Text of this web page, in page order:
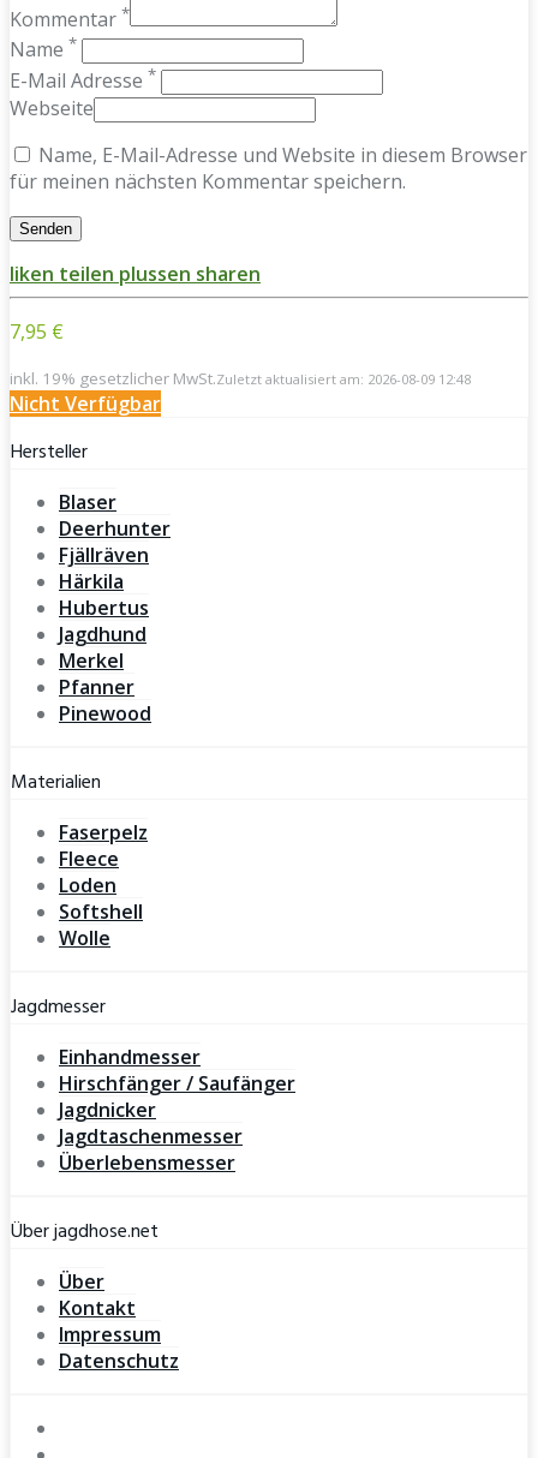
Kommentar *
Name *
E-Mail Adresse *
Webseite
Name, E-Mail-Adresse und Website in diesem Browser
für meinen nächsten Kommentar speichern.
liken teilen plussen sharen
7,95 €
inkl. 19% gesetzlicher MwSt.Zuletzt aktualisiert am: 2026-08-09 12:48
Nicht Verfügbar
Hersteller
Blaser
Deerhunter
Fjällräven
Härkila
Hubertus
Jagdhund
Merkel
Pfanner
Pinewood
Materialien
Faserpelz
Fleece
Loden
Softshell
Wolle
Jagdmesser
Einhandmesser
Hirschfänger / Saufänger
Jagdnicker
Jagdtaschenmesser
Überlebensmesser
Über jagdhose.net
Über
Kontakt
Impressum
Datenschutz